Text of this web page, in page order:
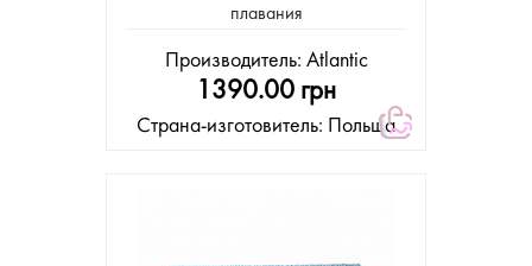
плавания
Производитель: Atlantic
1390.00 грн
Страна-изготовитель: Польша